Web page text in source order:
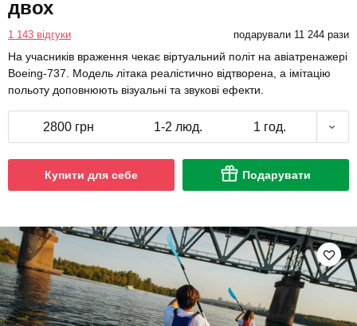
двох
1 143 відгуки подарували 11 244 рази
На учасників враження чекає віртуальний політ на авіатренажері
Boeing-737. Модель літака реалістично відтворена, а імітацію
польоту доповнюють візуальні та звукові ефекти.
2800 грн 1-2 люд. 1 год.
Купити для себе Подарувати